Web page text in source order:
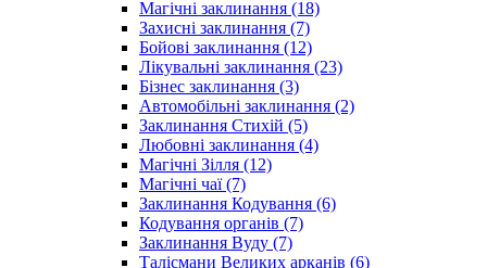
Магічні заклинання (18)
Захисні заклинання (7)
Бойові заклинання (12)
Лікувальні заклинання (23)
Бізнес заклинання (3)
Автомобільні заклинання (2)
Заклинання Стихій (5)
Любовні заклинання (4)
Магічні Зілля (12)
Магічні чаї (7)
Заклинання Кодування (6)
Кодування органів (7)
Заклинання Вуду (7)
Талісмани Великих арканів (6)